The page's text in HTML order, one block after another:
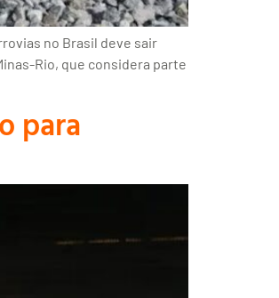
no Brasil deve sair
Rio, que considera parte
para